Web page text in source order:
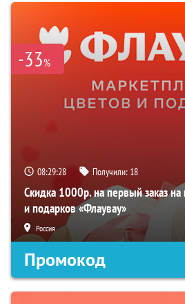
-33%
08:29:28 Получили: 18
Скидка 1000р. на первый заказ на
и подарков «Флаувау»
Россия
Промокод